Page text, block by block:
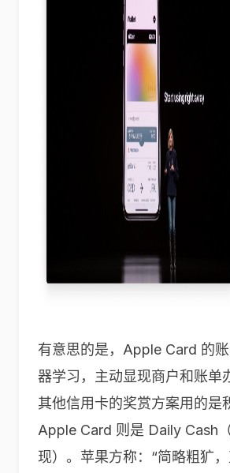
有意思的是，Apple Card 的
器学习，主动显现商户和账单
其他信用卡的奖赏方案用的是
Apple Card 则是 Daily Cash
现）。苹果方称：“简略粗犷